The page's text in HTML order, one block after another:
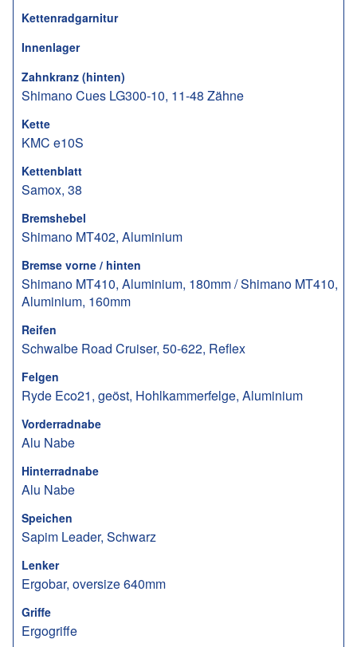
Kettenradgarnitur
Innenlager
Zahnkranz (hinten)
Shimano Cues LG300-10, 11-48 Zähne
Kette
KMC e10S
Kettenblatt
Samox, 38
Bremshebel
Shimano MT402, Aluminium
Bremse vorne / hinten
Shimano MT410, Aluminium, 180mm / Shimano MT410,
Aluminium, 160mm
Reifen
Schwalbe Road Cruiser, 50-622, Reflex
Felgen
Ryde Eco21, geöst, Hohlkammerfelge, Aluminium
Vorderradnabe
Alu Nabe
Hinterradnabe
Alu Nabe
Speichen
Sapim Leader, Schwarz
Lenker
Ergobar, oversize 640mm
Griffe
Ergogriffe